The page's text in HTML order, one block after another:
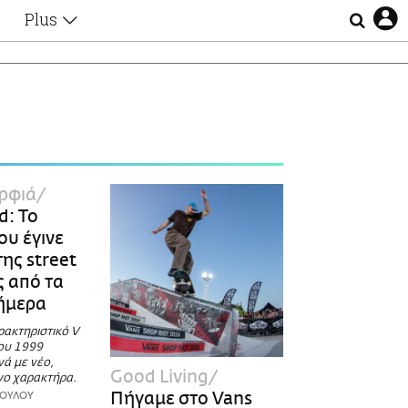
Plus
Οι Αθηναίοι
Απώλειες
Lgbtqi+
Επιλογές
Το
έγινε
street
από τα
V
1999
με νέο,
χαρακτήρα.
Good Living
Πήγαμε στο Vans